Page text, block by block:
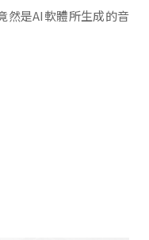
然是AI軟體所生成的音